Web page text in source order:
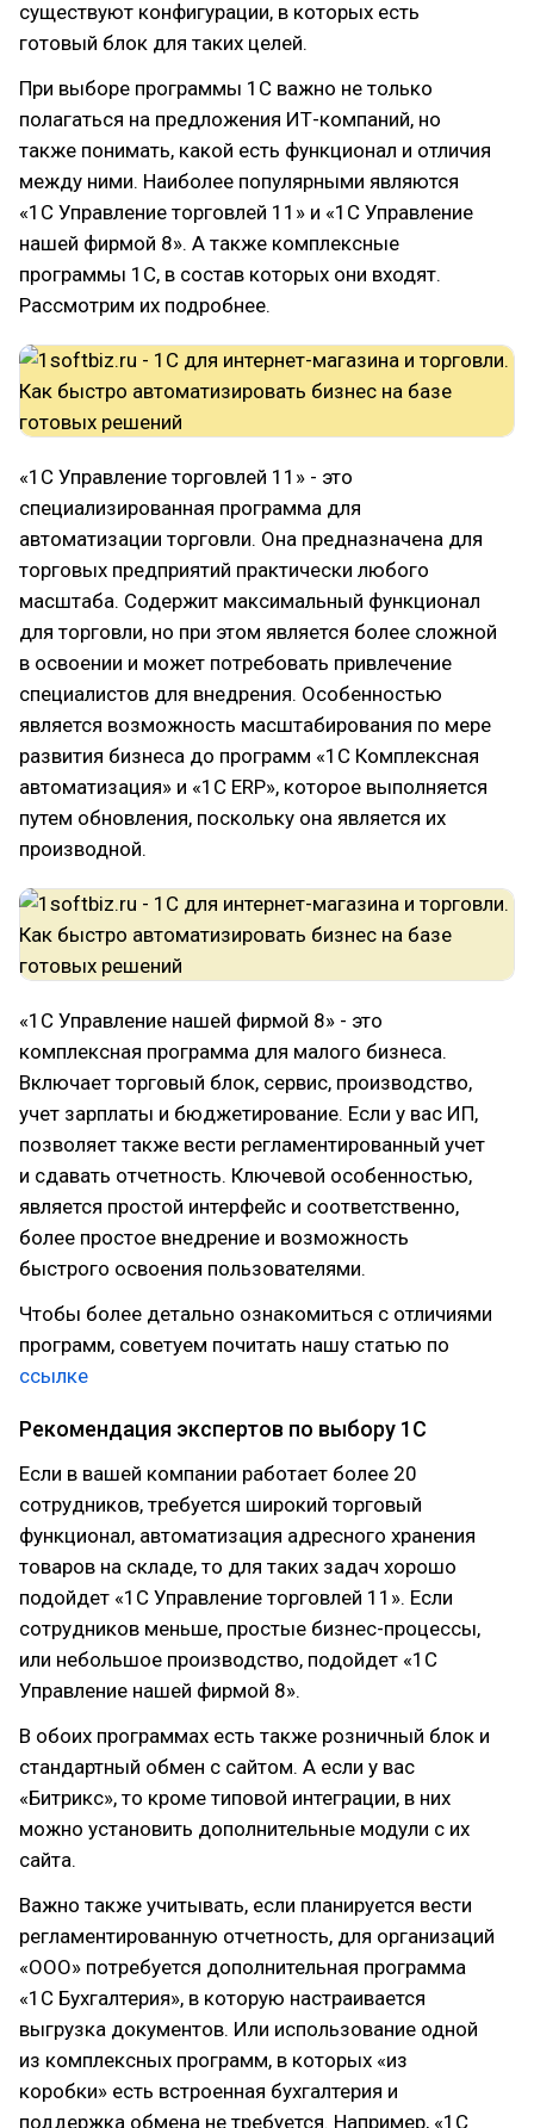
существуют конфигурации, в которых есть
готовый блок для таких целей.
При выборе программы 1С важно не только
полагаться на предложения ИТ-компаний, но
также понимать, какой есть функционал и отличия
между ними. Наиболее популярными являются
«1С Управление торговлей 11» и «1С Управление
нашей фирмой 8». А также комплексные
программы 1С, в состав которых они входят.
Рассмотрим их подробнее.
«1С Управление торговлей 11» - это
специализированная программа для
автоматизации торговли. Она предназначена для
торговых предприятий практически любого
масштаба. Содержит максимальный функционал
для торговли, но при этом является более сложной
в освоении и может потребовать привлечение
специалистов для внедрения. Особенностью
является возможность масштабирования по мере
развития бизнеса до программ «1С Комплексная
автоматизация» и «1С ERP», которое выполняется
путем обновления, поскольку она является их
производной.
«1С Управление нашей фирмой 8» - это
комплексная программа для малого бизнеса.
Включает торговый блок, сервис, производство,
учет зарплаты и бюджетирование. Если у вас ИП,
позволяет также вести регламентированный учет
и сдавать отчетность. Ключевой особенностью,
является простой интерфейс и соответственно,
более простое внедрение и возможность
быстрого освоения пользователями.
Чтобы более детально ознакомиться с отличиями
программ, советуем почитать нашу статью по
ссылке
Рекомендация экспертов по выбору 1С
Если в вашей компании работает более 20
сотрудников, требуется широкий торговый
функционал, автоматизация адресного хранения
товаров на складе, то для таких задач хорошо
подойдет «1С Управление торговлей 11». Если
сотрудников меньше, простые бизнес-процессы,
или небольшое производство, подойдет «1С
Управление нашей фирмой 8».
В обоих программах есть также розничный блок и
стандартный обмен с сайтом. А если у вас
«Битрикс», то кроме типовой интеграции, в них
можно установить дополнительные модули с их
сайта.
Важно также учитывать, если планируется вести
регламентированную отчетность, для организаций
«ООО» потребуется дополнительная программа
«1С Бухгалтерия», в которую настраивается
выгрузка документов. Или использование одной
из комплексных программ, в которых «из
коробки» есть встроенная бухгалтерия и
поддержка обмена не требуется. Например, «1С